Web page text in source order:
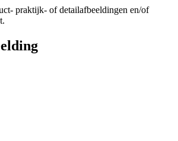
praktijk- of detailafbeeldingen en/of